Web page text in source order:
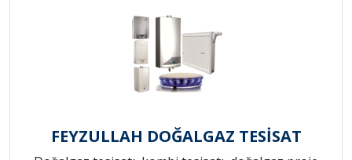
FEYZULLAH DOĞALGAZ TESİSAT